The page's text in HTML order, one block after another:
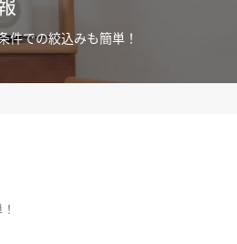
での絞込みも簡単！